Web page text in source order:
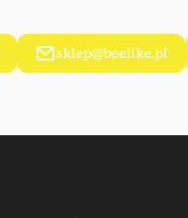
sklep@beelike.pl